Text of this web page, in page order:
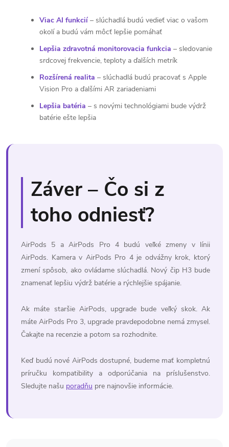
Viac AI funkcií – slúchadlá budú vedieť viac o vašom
okolí a budú vám môcť lepšie pomáhať
Lepšia zdravotná monitorovacia funkcia – sledovanie
srdcovej frekvencie, teploty a ďalších metrík
Rozšírená realita – slúchadlá budú pracovať s Apple
Vision Pro a ďalšími AR zariadeniami
Lepšia batéria – s novými technológiami bude výdrž
batérie ešte lepšia
Záver – Čo si z
toho odniesť?
AirPods 5 a AirPods Pro 4 budú veľké zmeny v línii
AirPods. Kamera v AirPods Pro 4 je odvážny krok, ktorý
zmení spôsob, ako ovládame slúchadlá. Nový čip H3 bude
znamenať lepšiu výdrž batérie a rýchlejšie spájanie.
Ak máte staršie AirPods, upgrade bude veľký skok. Ak
máte AirPods Pro 3, upgrade pravdepodobne nemá zmysel.
Čakajte na recenzie a potom sa rozhodnite.
Keď budú nové AirPods dostupné, budeme mať kompletnú
príručku kompatibility a odporúčania na príslušenstvo.
Sledujte našu poradňu pre najnovšie informácie.